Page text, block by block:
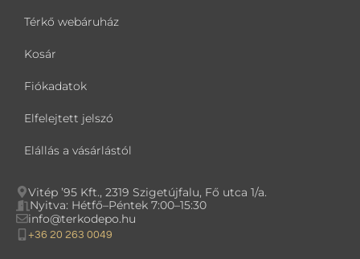
Térkő webáruház
Kosár
Fiókadatok
Elfelejtett jelszó
Elállás a vásárlástól
Vitép ’95 Kft., 2319 Szigetújfalu, Fő utca 1/a.
Nyitva: Hétfő–Péntek 7:00–15:30
info@terkodepo.hu
+36 20 263 0049